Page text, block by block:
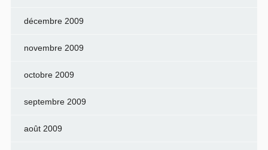
décembre 2009
novembre 2009
octobre 2009
septembre 2009
août 2009